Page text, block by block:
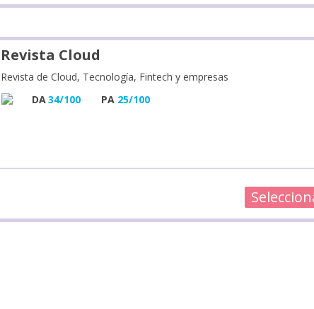
Revista Cloud
Revista de Cloud, Tecnología, Fintech y empresas
DA34/100 PA 25/100